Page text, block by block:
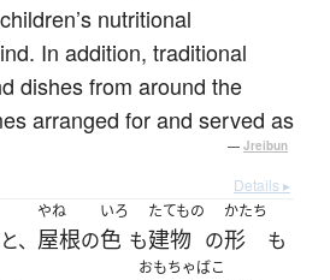
nutritional
In addition, traditional
dishes from around the
arranged for and served as
— Jreibun
Details ▸
、
やね
屋根の
いろ
色 も
たてもの
建物 の
かたち
形 も
おもちゃばこ